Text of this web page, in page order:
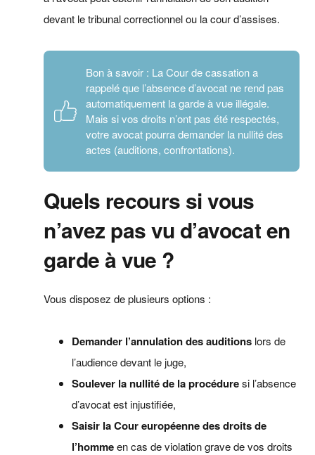
devant le tribunal correctionnel ou la cour d’assises.
Bon à savoir : La Cour de cassation a
rappelé que l’absence d’avocat ne rend pas
automatiquement la garde à vue illégale.
Mais si vos droits n’ont pas été respectés,
votre avocat pourra demander la nullité des
actes (auditions, confrontations).
Quels recours si vous
n’avez pas vu d’avocat en
garde à vue ?
Vous disposez de plusieurs options :
Demander l’annulation des auditions lors de
l’audience devant le juge,
Soulever la nullité de la procéduresi l’absence
d’avocat est injustifiée,
Saisir la Cour européenne des droits de
l’hommeen cas de violation grave de vos droits